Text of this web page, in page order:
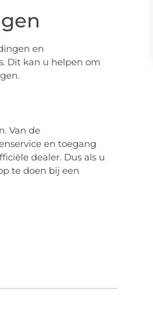
en
Dit kan u helpen om
Van de
en toegang
dealer. Dus als u
te doen bij een